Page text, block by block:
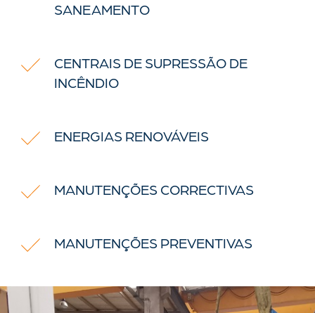
SANEAMENTO
CENTRAIS DE SUPRESSÃO DE
INCÊNDIO
ENERGIAS RENOVÁVEIS
MANUTENÇÕES CORRECTIVAS
MANUTENÇÕES PREVENTIVAS